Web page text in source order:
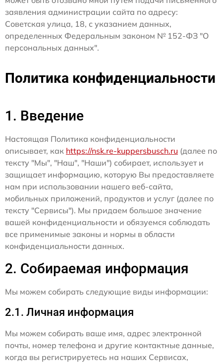
заявления администрации сайта по адресу:
Советская улица, 18, с указанием данных,
определенных Федеральным законом № 152-ФЗ "О
персональных данных".
Политика конфиденциальности
1. Введение
Настоящая Политика конфиденциальности
описывает, как https://nsk.re-kuppersbusch.ru (далее по
тексту "Мы", "Наш", "Наши") собирает, использует и
защищает информацию, которую Вы предоставляете
нам при использовании нашего веб-сайта,
мобильных приложений, продуктов и услуг (далее по
тексту "Сервисы"). Мы придаем большое значение
вашей конфиденциальности и обязуемся соблюдать
все применимые законы и нормы в области
конфиденциальности данных.
2. Собираемая информация
Мы можем собирать следующие виды информации:
2.1. Личная информация
Мы можем собирать ваше имя, адрес электронной
почты, номер телефона и другие контактные данные,
когда вы регистрируетесь на наших Сервисах,